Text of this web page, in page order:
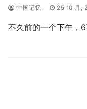
中国记忆 25 10 月,
不久前的一个下午，